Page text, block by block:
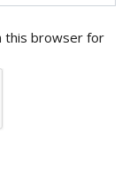
this browser for